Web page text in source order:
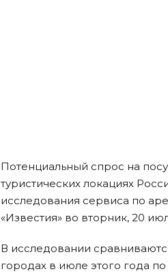
Потенциальный спрос на
туристических локациях
исследования сервиса по
«Известия» во вторник, 20
В исследовании
городах в июле этого года